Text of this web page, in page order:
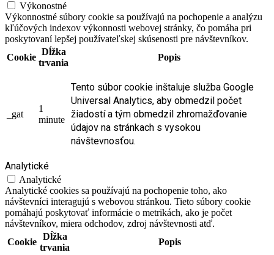
Výkonostné
Výkonnostné súbory cookie sa používajú na pochopenie a analýzu
kľúčových indexov výkonnosti webovej stránky, čo pomáha pri
poskytovaní lepšej používateľskej skúsenosti pre návštevníkov.
Cookie
Dĺžka
trvania
Popis
_gat
1
minute
Tento súbor cookie inštaluje služba Google
Universal Analytics, aby obmedzil počet
žiadostí a tým obmedzil zhromažďovanie
údajov na stránkach s vysokou
návštevnosťou.
Analytické
Analytické
Analytické cookies sa používajú na pochopenie toho, ako
návštevníci interagujú s webovou stránkou. Tieto súbory cookie
pomáhajú poskytovať informácie o metrikách, ako je počet
návštevníkov, miera odchodov, zdroj návštevnosti atď.
Cookie
Dĺžka
trvania
Popis